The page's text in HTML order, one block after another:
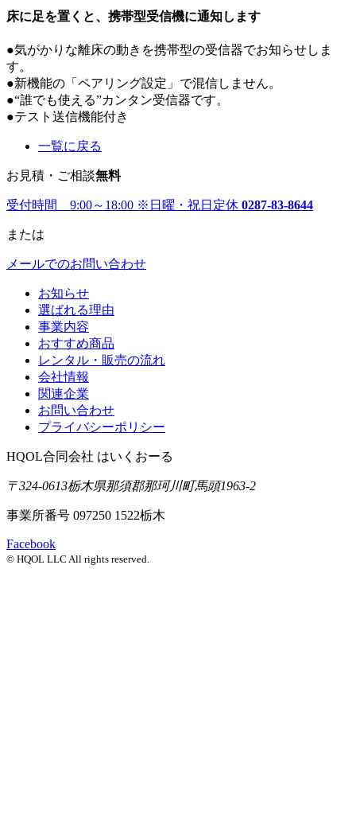
床に足を置くと、携帯型受信機に通知します
●気がかりな離床の動きを携帯型の受信器でお知らせしま
す。
●新機能の「ペアリング設定」で混信しません。
●“誰でも使える”カンタン受信器です。
●テスト送信機能付き
一覧に戻る
お見積・ご相談無料
受付時間 9:00～18:00 ※日曜・祝日定休 0287-83-8644
または
メールでのお問い合わせ
お知らせ
選ばれる理由
事業内容
おすすめ商品
レンタル・販売の流れ
会社情報
関連企業
お問い合わせ
プライバシーポリシー
HQOL合同会社 はいくおーる
〒324-0613栃木県那須郡那珂川町馬頭1963-2
事業所番号 097250 1522栃木
Facebook
© HQOL LLC All rights reserved.